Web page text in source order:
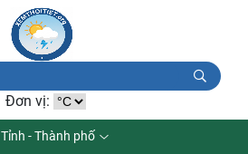
Đơn vị:
Tỉnh - Thành phố